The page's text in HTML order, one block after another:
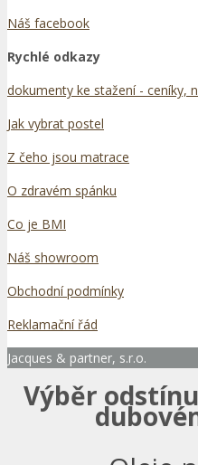
Náš facebook
Rychlé odkazy
dokumenty ke stažení - ceníky,
Jak vybrat postel
Z čeho jsou matrace
O zdravém spánku
Co je BMI
Náš showroom
Obchodní podmínky
Reklamační řád
Jacques & partner, s.r.o.
Výběr